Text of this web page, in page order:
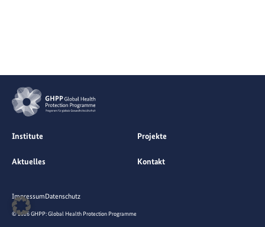
Institute Projekte
Aktuelles Kontakt
© 2026 GHPP: Global Health Protection Programme
ImpressumDatenschutz